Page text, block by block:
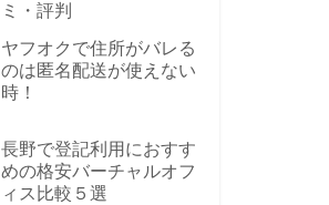
ミ・評判
ヤフオクで住所がバレる
のは匿名配送が使えない
時！
長野で登記利用におすす
めの格安バーチャルオフ
ィス比較５選